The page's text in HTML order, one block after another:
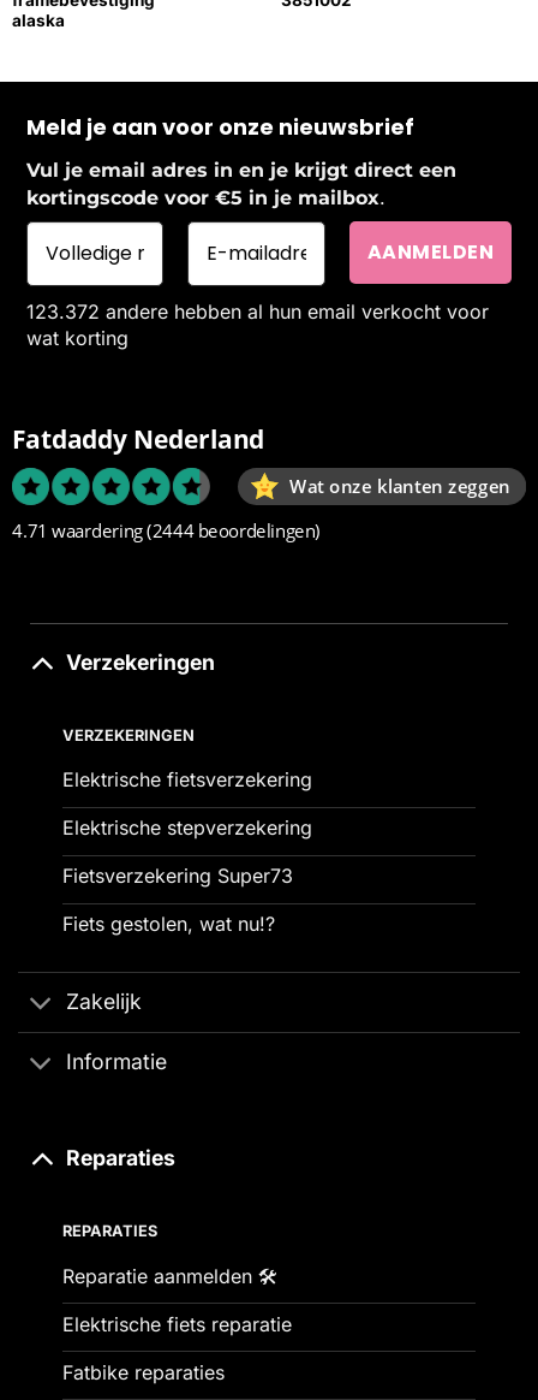
alaska
Meld je aan voor onze nieuwsbrief
Vul je email adres in en je krijgt direct een
kortingscode voor €5 in je mailbox.
123.372 andere hebben al hun email verkocht voor
wat korting
Fatdaddy Nederland
Wat onze klanten zeggen
4.71 waardering(2444 beoordelingen)
Verzekeringen
VERZEKERINGEN
Elektrische fietsverzekering
Elektrische stepverzekering
Fietsverzekering Super73
Fiets gestolen, wat nu!?
Zakelijk
Informatie
Reparaties
REPARATIES
Reparatie aanmelden 🛠️
Elektrische fiets reparatie
Fatbike reparaties